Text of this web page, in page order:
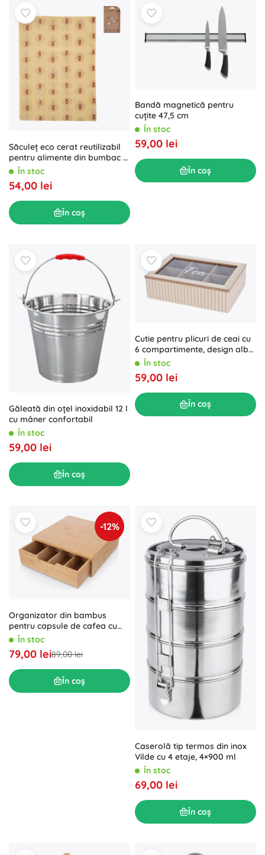
Săculeț eco cerat reutilizabil
pentru alimente din bumbac și
ceară de albine 30 × 21 cm
În stoc
54,00 lei
În coș
Bandă magnetică pentru
cuțite 47,5 cm
În stoc
59,00 lei
În coș
Găleată din oțel inoxidabil 12 l
cu mâner confortabil
În stoc
59,00 lei
În coș
Cutie pentru plicuri de ceai cu
6 compartimente, design alb
texturat
În stoc
59,00 lei
În coș
-12%
Organizator din bambus
pentru capsule de cafea cu
sertar glisant
În stoc
79,00 lei89,00 lei
În coș
Caserolă tip termos din inox
Vilde cu 4 etaje, 4×900 ml
În stoc
69,00 lei
În coș